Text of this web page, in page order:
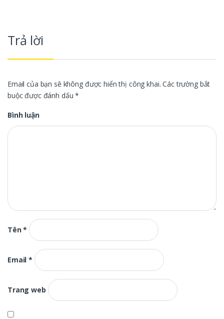
Trả lời
Email của bạn sẽ không được hiển thị công khai. Các trường bắt
buộc được đánh dấu*
Bình luận
Tên*
Email*
Trang web